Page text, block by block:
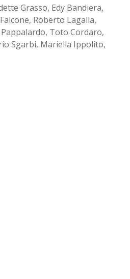
Grasso, Edy Bandiera,
Roberto Lagalla,
Toto Cordaro,
Sgarbi, Mariella Ippolito,